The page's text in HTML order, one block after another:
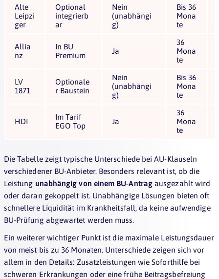
Alte
Leipzi
ger
Optional
integrierb
ar
Nein
(unabhängi
g)
Bis 36
Mona
te
Allia
nz
In BU
Premium
Ja
36
Mona
te
LV
1871
Optionale
r Baustein
Nein
(unabhängi
g)
Bis 36
Mona
te
HDI
Im Tarif
EGO Top
Ja
36
Mona
te
Die Tabelle zeigt typische Unterschiede bei AU-Klauseln
verschiedener BU-Anbieter. Besonders relevant ist, ob die
Leistung unabhängig von einem BU-Antragausgezahlt wird
oder daran gekoppelt ist. Unabhängige Lösungen bieten oft
schnellere Liquidität im Krankheitsfall, da keine aufwendige
BU-Prüfung abgewartet werden muss.
Ein weiterer wichtiger Punkt ist die maximale Leistungsdauer
von meist bis zu 36 Monaten. Unterschiede zeigen sich vor
allem in den Details: Zusatzleistungen wie Soforthilfe bei
schweren Erkrankungen oder eine frühe Beitragsbefreiung